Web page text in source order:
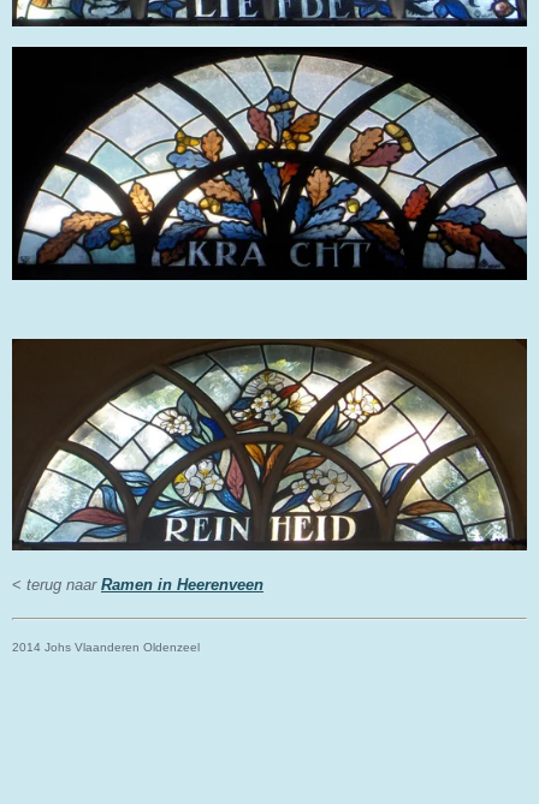
< terug naar Ramen in Heerenveen
2014 Johs Vlaanderen Oldenzeel